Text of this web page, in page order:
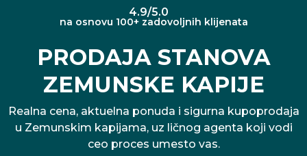
4.9/5.0
na osnovu 100+ zadovoljnih klijenata
PRODAJA STANOVA
ZEMUNSKE KAPIJE
Realna cena, aktuelna ponuda i sigurna kupoprodaja
u Zemunskim kapijama, uz ličnog agenta koji vodi
ceo proces umesto vas.